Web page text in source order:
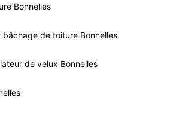
Bonnelles
bâchage de toiture Bonnelles
de velux Bonnelles